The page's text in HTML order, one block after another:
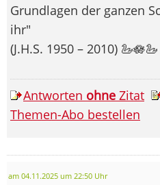
Grundlagen der ganzen
ihr"
(J.H.S. 1950 – 2010) 🦢🪷🦢
Antworten ohne Zitat
Themen-Abo bestellen
am 04.11.2025 um 22:50 Uhr